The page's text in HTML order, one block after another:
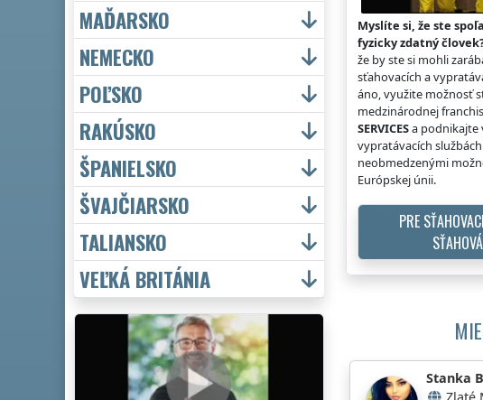
Myslíte si, že ste
fyzicky zdatný
že by ste si mohli
sťahovacích a
áno, využite možnosť
medzinárodnej
SERVICESa podnikajte
vypratávacích
neobmedzenými
Európskej únii.
PRE
Stanka
MAĎARSKO
NEMECKO
POĽSKO
RAKÚSKO
ŠPANIELSKO
ŠVAJČIARSKO
TALIANSKO
VEĽKÁ BRITÁNIA